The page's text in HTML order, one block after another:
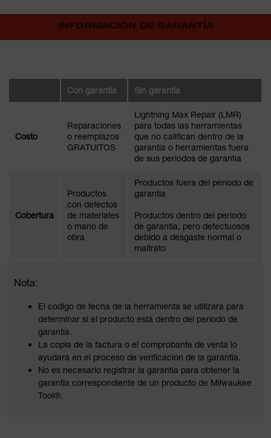
INFORMACIÓN DE GARANTÍA
Con garantía Sin garantía
Costo
Reparaciones
o reemplazos
GRATUITOS
Lightning Max Repair (LMR)
para todas las herramientas
que no califican dentro de la
garantía o herramientas fuera
de sus períodos de garantía
Cobertura
Productos
con defectos
de materiales
o mano de
obra
Productos fuera del período de
garantía
Productos dentro del período
de garantía, pero defectuosos
debido a desgaste normal o
maltrato
Nota:
El código de fecha de la herramienta se utilizará para
determinar si el producto está dentro del período de
garantía.
La copia de la factura o el comprobante de venta lo
ayudará en el proceso de verificación de la garantía.
No es necesario registrar la garantía para obtener la
garantía correspondiente de un producto de Milwaukee
Tool®.